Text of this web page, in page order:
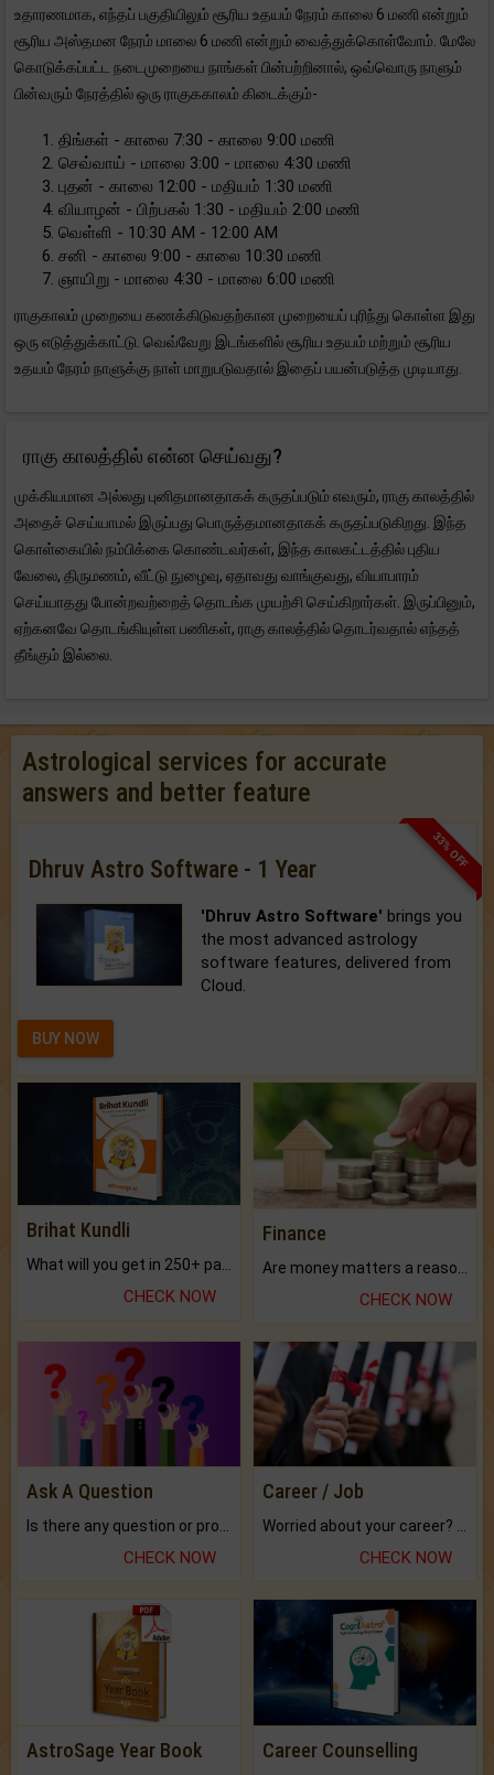
உதாரணமாக, எந்தப் பகுதியிலும் சூரிய உதயம் நேரம் காலை 6 மணி என்றும்
சூரிய அஸ்தமன நேரம் மாலை 6 மணி என்றும் வைத்துக்கொள்வோம். மேலே
கொடுக்கப்பட்ட நடைமுறையை நாங்கள் பின்பற்றினால், ஒவ்வொரு நாளும்
பின்வரும் நேரத்தில் ஒரு ராகுககாலம் கிடைக்கும்-
திங்கள் - காலை 7:30 - காலை 9:00 மணி
செவ்வாய் - மாலை 3:00 - மாலை 4:30 மணி
புதன் - காலை 12:00 - மதியம் 1:30 மணி
வியாழன் - பிற்பகல் 1:30 - மதியம் 2:00 மணி
வெள்ளி - 10:30 AM - 12:00 AM
சனி - காலை 9:00 - காலை 10:30 மணி
ஞாயிறு - மாலை 4:30 - மாலை 6:00 மணி
ராகுகாலம் முறையை கணக்கிடுவதற்கான முறையைப் புரிந்து கொள்ள இது
ஒரு எடுத்துக்காட்டு. வெவ்வேறு இடங்களில் சூரிய உதயம் மற்றும் சூரிய
உதயம் நேரம் நாளுக்கு நாள் மாறுபடுவதால் இதைப் பயன்படுத்த முடியாது.
ராகு காலத்தில் என்ன செய்வது?
முக்கியமான அல்லது புனிதமானதாகக் கருதப்படும் எவரும், ராகு காலத்தில்
அதைச் செய்யாமல் இருப்பது பொருத்தமானதாகக் கருதப்படுகிறது. இந்த
கொள்கையில் நம்பிக்கை கொண்டவர்கள், இந்த காலகட்டத்தில் புதிய
வேலை, திருமணம், வீட்டு நுழைவு, ஏதாவது வாங்குவது, வியாபாரம்
செய்யாதது போன்றவற்றைத் தொடங்க முயற்சி செய்கிறார்கள். இருப்பினும்,
ஏற்கனவே தொடங்கியுள்ள பணிகள், ராகு காலத்தில் தொடர்வதால் எந்தத்
தீங்கும் இல்லை.
Astrological services for accurate
answers and better feature
33% OFF
Dhruv Astro Software - 1 Year
'Dhruv Astro Software' brings you
the most advanced astrology
software features, delivered from
Cloud.
BUY NOW
Brihat Kundli
CHECK NOW
Finance
CHECK NOW
Ask A Question
CHECK NOW
Career / Job
CHECK NOW
AstroSage Year Book Career Counselling